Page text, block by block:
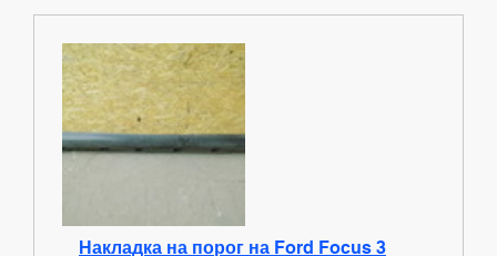
Накладка на порог на Ford Focus 3